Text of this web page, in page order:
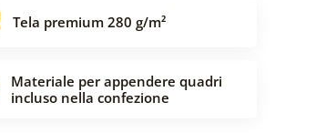
Tela premium 280 g/m²
Materiale per appendere quadri
incluso nella confezione